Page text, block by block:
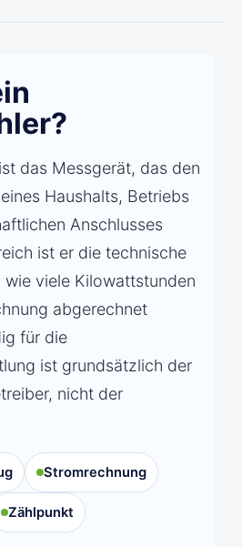
das Messgerät, das den
Haushalts, Betriebs
Anschlusses
ist er die technische
wie viele Kilowattstunden
abgerechnet
für die
ist grundsätzlich der
nicht der
Stromrechnung
Zählpunkt